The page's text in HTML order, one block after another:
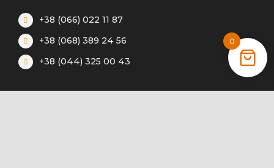
+38 (066) 022 11 87
+38 (068) 389 24 56
+38 (044) 325 00 43
0